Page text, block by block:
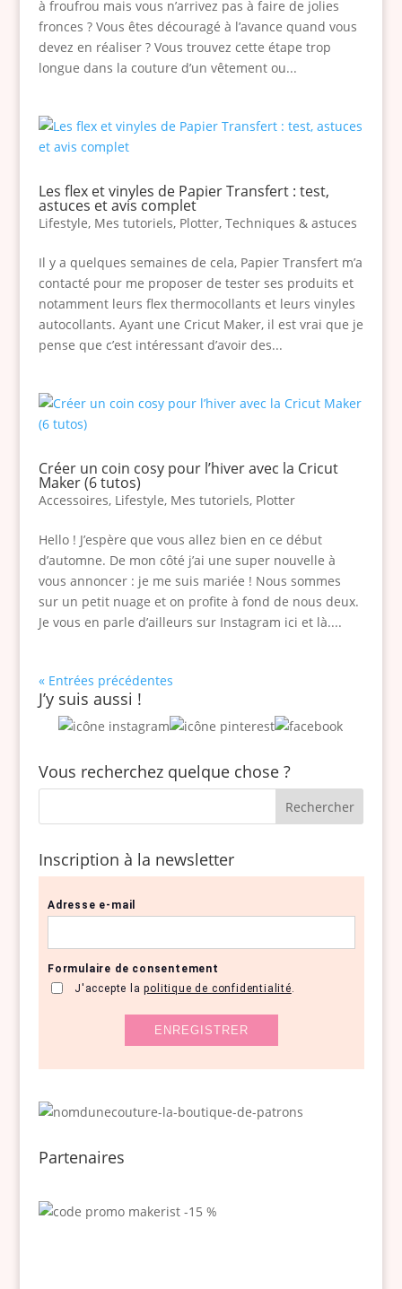
à froufrou mais vous n’arrivez pas à faire de jolies
fronces ? Vous êtes découragé à l’avance quand vous
devez en réaliser ? Vous trouvez cette étape trop
longue dans la couture d’un vêtement ou...
Les flex et vinyles de Papier Transfert : test,
astuces et avis complet
Lifestyle, Mes tutoriels, Plotter, Techniques & astuces
Il y a quelques semaines de cela, Papier Transfert m’a
contacté pour me proposer de tester ses produits et
notamment leurs flex thermocollants et leurs vinyles
autocollants. Ayant une Cricut Maker, il est vrai que je
pense que c’est intéressant d’avoir des...
Créer un coin cosy pour l’hiver avec la Cricut
Maker (6 tutos)
Accessoires, Lifestyle, Mes tutoriels, Plotter
Hello ! J’espère que vous allez bien en ce début
d’automne. De mon côté j’ai une super nouvelle à
vous annoncer : je me suis mariée ! Nous sommes
sur un petit nuage et on profite à fond de nous deux.
Je vous en parle d’ailleurs sur Instagram ici et là....
« Entrées précédentes
J’y suis aussi !
Vous recherchez quelque chose ?
Inscription à la newsletter
Partenaires